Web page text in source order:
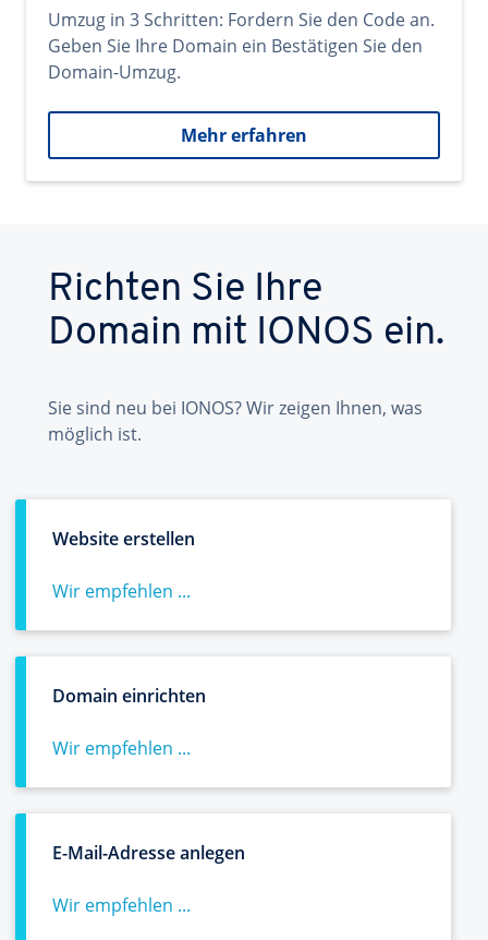
Umzug in 3 Schritten: Fordern Sie den Code an.
Geben Sie Ihre Domain ein Bestätigen Sie den
Domain-Umzug.
Mehr erfahren
Richten Sie Ihre
Domain mit IONOS ein.
Sie sind neu bei IONOS? Wir zeigen Ihnen, was
möglich ist.
Website erstellen
Wir empfehlen ...
Domain einrichten
Wir empfehlen ...
E-Mail-Adresse anlegen
Wir empfehlen ...